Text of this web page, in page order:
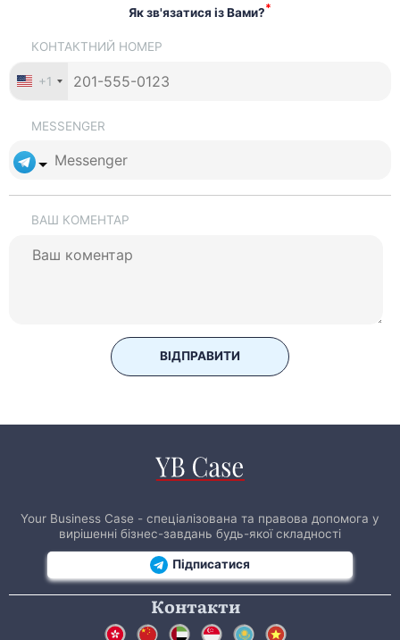
Як зв'язатися із Вами?*
КОНТАКТНИЙ НОМЕР
+1
MESSENGER
ВАШ КОМЕНТАР
ВІДПРАВИТИ
Your Business Case - спеціалізована та правова допомога у
вирішенні бізнес-завдань будь-якої складності
Підписатися
Контакти